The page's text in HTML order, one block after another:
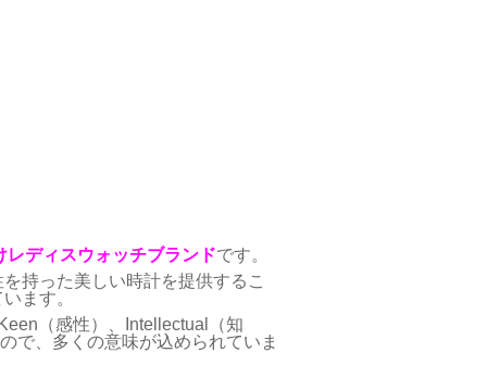
レディスウォッチブランドです。
持った美しい時計を提供するこ
ます。
（感性）、Intellectual（知
で、多くの意味が込められていま